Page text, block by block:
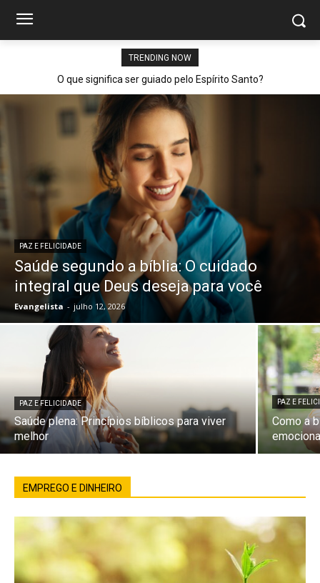
TRENDING NOW
O que significa ser guiado pelo Espírito Santo?
PAZ E FELICIDADE
Saúde segundo a bíblia: O cuidado
integral que Deus deseja para você
Evangelista - julho 12, 2026
PAZ E FELICIDADE
Saúde plena: Princípios bíblicos para viver
melhor
PAZ E
Como a
EMPREGO E DINHEIRO